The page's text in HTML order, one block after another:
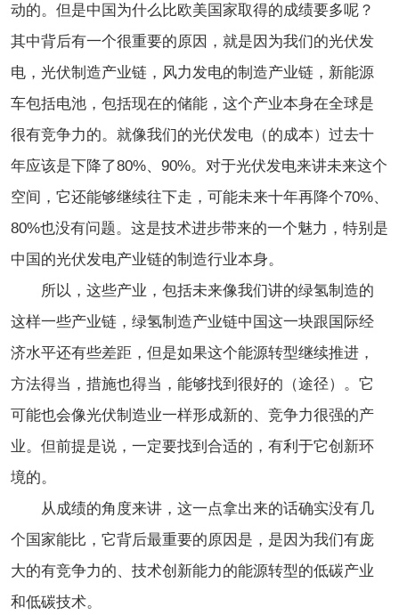
动的。但是中国为什么比欧美国家取得的成绩要多呢？
其中背后有一个很重要的原因，就是因为我们的光伏发
电，光伏制造产业链，风力发电的制造产业链，新能源
车包括电池，包括现在的储能，这个产业本身在全球是
很有竞争力的。就像我们的光伏发电（的成本）过去十
年应该是下降了80%、90%。对于光伏发电来讲未来这个
空间，它还能够继续往下走，可能未来十年再降个70%、
80%也没有问题。这是技术进步带来的一个魅力，特别是
中国的光伏发电产业链的制造行业本身。
所以，这些产业，包括未来像我们讲的绿氢制造的
这样一些产业链，绿氢制造产业链中国这一块跟国际经
济水平还有些差距，但是如果这个能源转型继续推进，
方法得当，措施也得当，能够找到很好的（途径）。它
可能也会像光伏制造业一样形成新的、竞争力很强的产
业。但前提是说，一定要找到合适的，有利于它创新环
境的。
从成绩的角度来讲，这一点拿出来的话确实没有几
个国家能比，它背后最重要的原因是，是因为我们有庞
大的有竞争力的、技术创新能力的能源转型的低碳产业
和低碳技术。